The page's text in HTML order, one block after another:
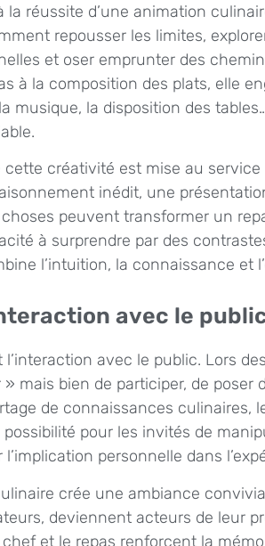
la réussite d’une animation
repousser les limites,
et oser emprunter des
à la composition des plats, elle
musique, la disposition des
créativité est mise au service
inédit, une
peuvent transformer un
à surprendre par des
l’intuition, la connaissance et
avec le
avec le public. Lors
mais bien de participer, de poser
de connaissances culinaires,
pour les invités de
personnelle dans
crée une ambiance
deviennent acteurs de leur
et le repas renforcent la